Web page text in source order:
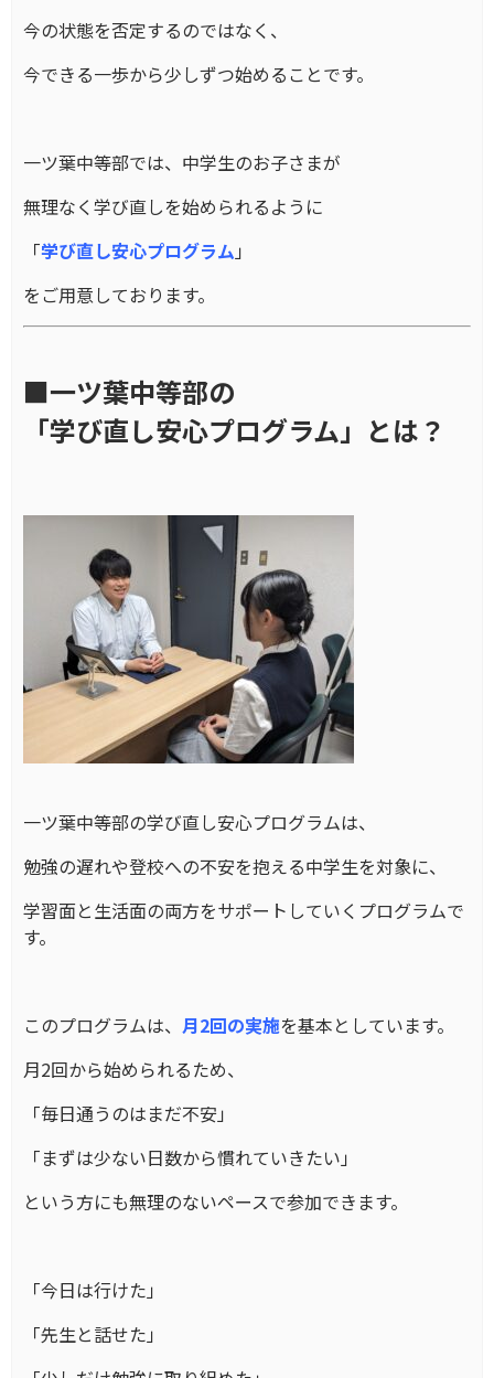
今の状態を否定するのではなく、
今できる一歩から少しずつ始めることです。
一ツ葉中等部では、中学生のお子さまが
無理なく学び直しを始められるように
「学び直し安心プログラム 」
をご用意しております。
■一ツ葉中等部の
「学び直し安心プログラム」とは？
一ツ葉中等部の学び直し安心プログラムは、
勉強の遅れや登校への不安を抱える中学生を対象に、
学習面と生活面の両方をサポートしていくプログラムで
す。
このプログラムは、 月2回の実施を基本としています。
月2回から始められるため、
「毎日通うのはまだ不安」
「まずは少ない日数から慣れていきたい」
という方にも無理のないペースで参加できます。
「今日は行けた」
「先生と話せた」